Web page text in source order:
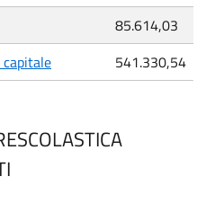
85.614,03
541.330,54